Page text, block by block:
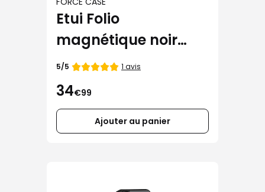
Etui Folio
magnétique noir
Force Case pour
Galaxy S26+
Note
5/5 1 avis
34€99
Ajouter au panier